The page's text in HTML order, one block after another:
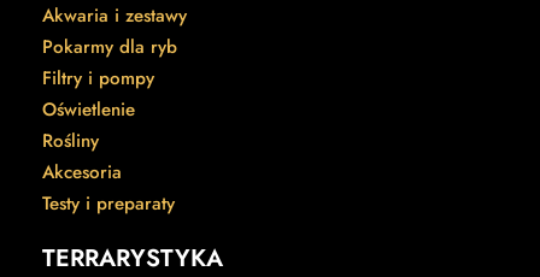
Akwaria i zestawy
Pokarmy dla ryb
Filtry i pompy
Oświetlenie
Rośliny
Akcesoria
Testy i preparaty
TERRARYSTYKA